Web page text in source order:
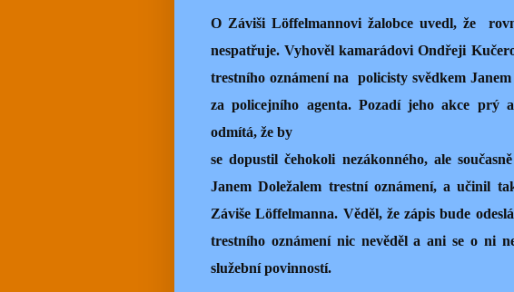
O Záviši Löffelmannovi žalobce uvedl, že
nespatřuje. Vyhověl kamarádovi Ondřeji
trestního oznámení na
policisty svědkem
za policejního agenta. Pozadí jeho akce prý
odmítá, že by
se dopustil čehokoli nezákonného, ale
Janem Doležalem trestní oznámení, a učinil
Záviše Löffelmanna. Věděl, že zápis bude
trestního oznámení nic nevěděl a ani se o ni
služební povinností.